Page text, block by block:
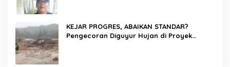
KEJAR PROGRES, ABAIKAN STANDAR?
Pengecoran Diguyur Hujan di Proyek